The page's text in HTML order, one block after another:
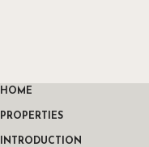
HOME
PROPERTIES
INTRODUCTION